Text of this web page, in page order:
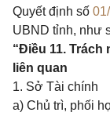
Quyết định số
UBND tỉnh, như
“Điều 11.
liên quan
1. Sở Tài chính
a) Chủ trì, phối